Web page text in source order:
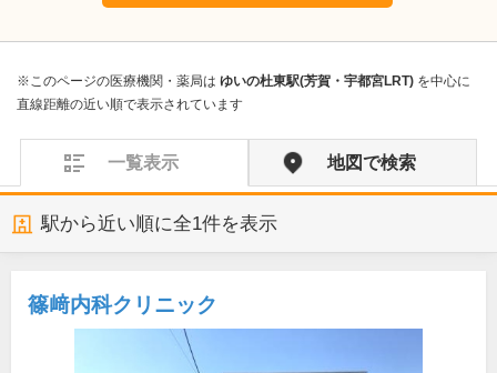
※このページの医療機関・薬局は ゆいの杜東駅(芳賀・宇都宮LRT) を中心に
直線距離の近い順で表示されています
一覧表示 地図で検索
駅から近い順に全1件を表示
篠﨑内科クリニック